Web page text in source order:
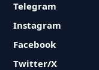
Telegram
Instagram
Facebook
Twitter/X